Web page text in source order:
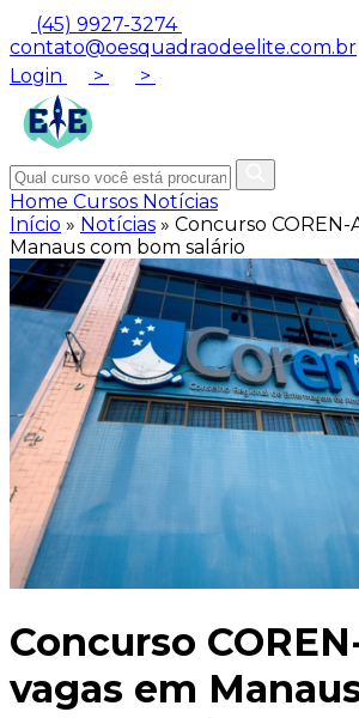
(45) 9927-3274
contato@oesquadraodeelite.com.br
Login
> >
Home Cursos Notícias
Início » Notícias » Concurso COREN-
Manaus com bom salário
Concurso
vagas em